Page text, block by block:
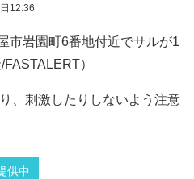
12:36
市岩園町6番地付近でサルが1
）
、刺激したりしないよう注意
供中